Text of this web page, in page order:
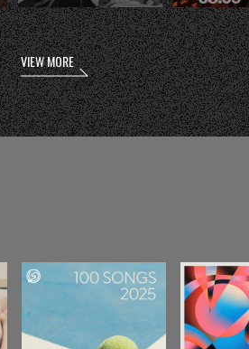
VIEW MORE